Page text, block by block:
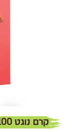
קרם נוגט 100 גרם – פנדה 18.90 שח ל 100 גרם